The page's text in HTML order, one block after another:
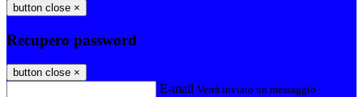
button close ×
Recupero password
button close ×
E-mail Verrà inviato un messaggio